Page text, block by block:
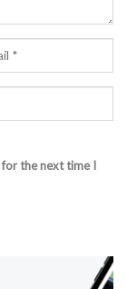
for the next time I